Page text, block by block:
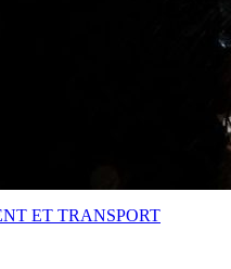
ET TRANSPORT